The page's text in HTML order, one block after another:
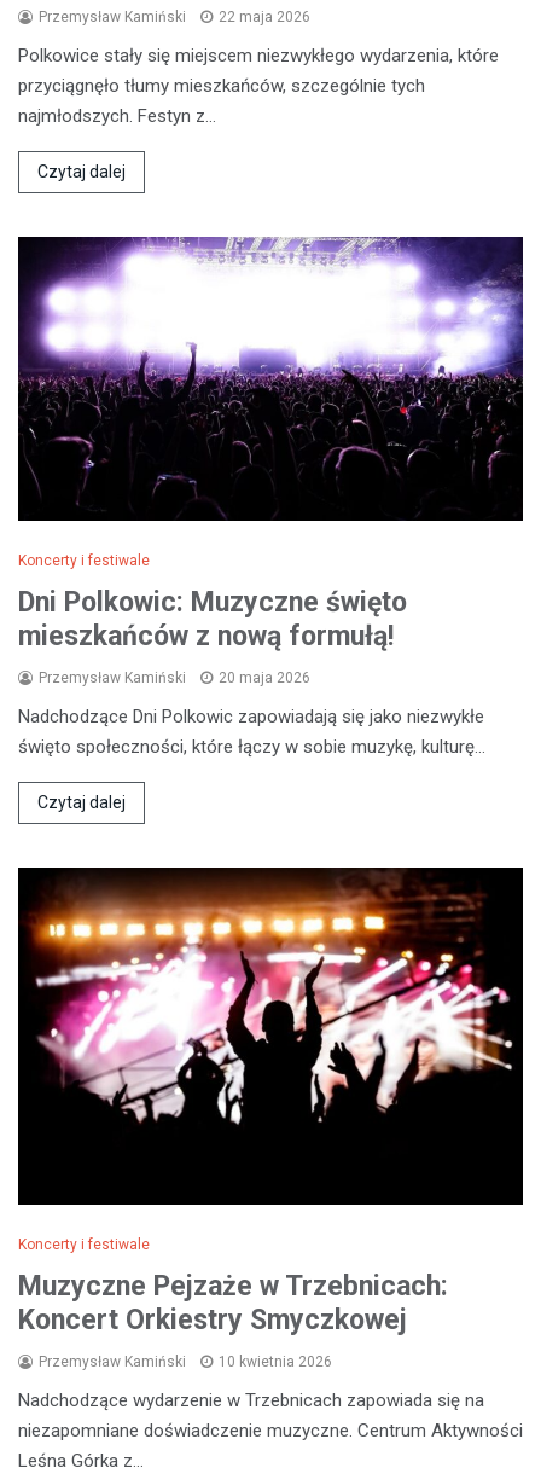
Przemysław Kamiński 22 maja 2026
Polkowice stały się miejscem niezwykłego wydarzenia, które
przyciągnęło tłumy mieszkańców, szczególnie tych
najmłodszych. Festyn z…
Czytaj dalej
Koncerty i festiwale
Dni Polkowic: Muzyczne święto
mieszkańców z nową formułą!
Przemysław Kamiński 20 maja 2026
Nadchodzące Dni Polkowic zapowiadają się jako niezwykłe
święto społeczności, które łączy w sobie muzykę, kulturę…
Czytaj dalej
Koncerty i festiwale
Muzyczne Pejzaże w Trzebnicach:
Koncert Orkiestry Smyczkowej
Przemysław Kamiński 10 kwietnia 2026
Nadchodzące wydarzenie w Trzebnicach zapowiada się na
niezapomniane doświadczenie muzyczne. Centrum Aktywności
Leśna Górka z…